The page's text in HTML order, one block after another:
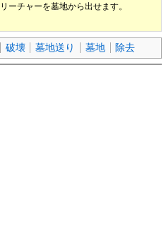
ーチャーを墓地から出せます。
破壊 墓地送り 墓地 除去